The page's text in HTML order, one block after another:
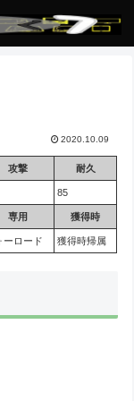
2020.10.09
攻撃 耐久
85
専用 獲得時
ーロード 獲得時帰属